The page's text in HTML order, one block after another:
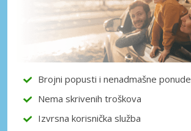
Brojni popusti i nenadmašne ponude
Nema skrivenih troškova
Izvrsna korisnička služba